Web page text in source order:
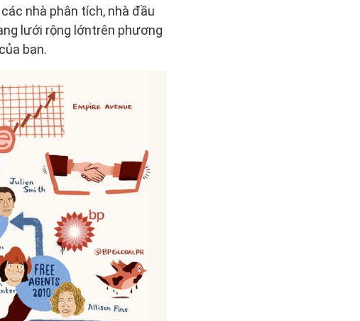
nhà phân tích, nhà đầu
lưới rộng lớntrên phương
bạn.